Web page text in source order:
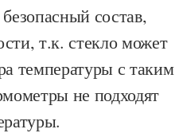
состав,
т.к. стекло может
температуры с таким
не подходят